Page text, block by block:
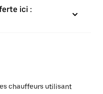
ici :
chauffeurs utilisant